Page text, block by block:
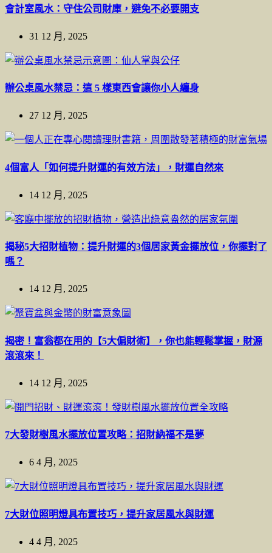
會計室風水：守住公司財庫，避免不必要開支
31 12 月, 2025
辦公桌風水禁忌：這 5 樣東西會讓你小人纏身
27 12 月, 2025
4個富人「如何提升財運的有效方法」，財運自然來
14 12 月, 2025
揭秘5大招財植物：提升財運的3個居家黃金擺放位，你擺對了
嗎？
14 12 月, 2025
揭密！富翁都在用的【5大偏財術】，你也能輕鬆掌握，財源
滾滾來！
14 12 月, 2025
7大發財樹風水擺放位置攻略：招財納福不是夢
6 4 月, 2025
7大財位照明燈具布置技巧，提升家居風水與財運
4 4 月, 2025